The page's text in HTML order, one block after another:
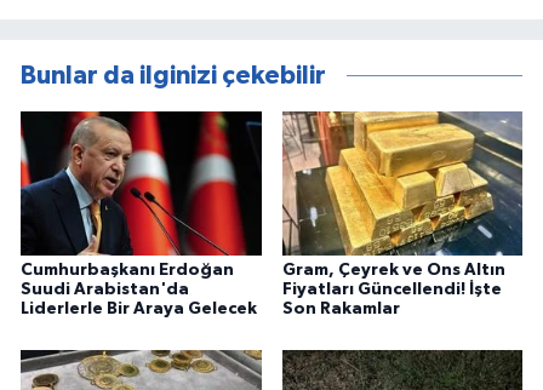
Bunlar da ilginizi çekebilir
Cumhurbaşkanı Erdoğan
Suudi Arabistan'da
Liderlerle Bir Araya Gelecek
Gram, Çeyrek ve Ons Altın
Fiyatları Güncellendi! İşte
Son Rakamlar